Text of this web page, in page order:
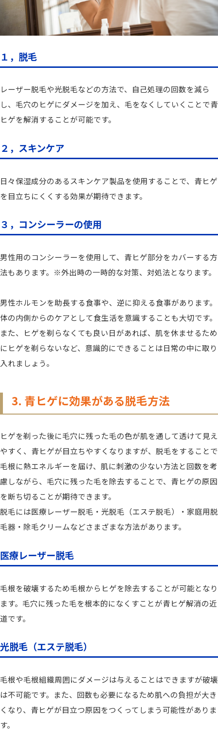
１，脱毛
レーザー脱毛や光脱毛などの方法で、自己処理の回数を減ら
し、毛穴のヒゲにダメージを加え、毛をなくしていくことで青
ヒゲを解消することが可能です。
２，スキンケア
日々保湿成分のあるスキンケア製品を使用することで、青ヒゲ
を目立ちにくくする効果が期待できます。
３，コンシーラーの使用
男性用のコンシーラーを使用して、青ヒゲ部分をカバーする方
法もあります。※外出時の一時的な対策、対処法となります。
男性ホルモンを助長する食事や、逆に抑える食事があります。
体の内側からのケアとして食生活を意識することも大切です。
また、
ヒゲを剃らなくても良い日があれば、肌を休ませるため
にヒゲを剃らないなど、意識的にできることは日常の中に取り
入れましょう。
3. 青ヒゲに効果がある脱毛方法
ヒゲを剃った後に毛穴に残った毛の色が肌を通して透けて見え
やすく、青ヒゲが目立ちやすくなりますが、脱毛をすることで
毛根に熱エネルギーを届け、肌に刺激の少ない方法と回数を考
慮しながら、毛穴に残った毛を除去することで、青ヒゲの原因
を断ち切ることが期待できます。
脱毛には医療レーザー脱毛・光脱毛（エステ脱毛）・家庭用脱
毛器・除毛クリームなどさまざまな方法があります。
医療レーザー脱毛
毛根を破壊するため毛根からヒゲを除去することが可能となり
ます。毛穴に残った毛を根本的になくすことが青ヒゲ解消の近
道です。
光脱毛（エステ脱毛）
毛根や毛根組織周囲にダメージは与えることはできますが破壊
は不可能です。また、回数も必要になるため肌への負担が大き
くなり、青ヒゲが目立つ原因をつくってしまう可能性がありま
す。